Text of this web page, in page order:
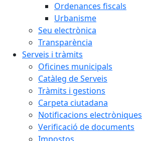
Ordenances fiscals
Urbanisme
Seu electrònica
Transparència
Serveis i tràmits
Oficines municipals
Catàleg de Serveis
Tràmits i gestions
Carpeta ciutadana
Notificacions electròniques
Verificació de documents